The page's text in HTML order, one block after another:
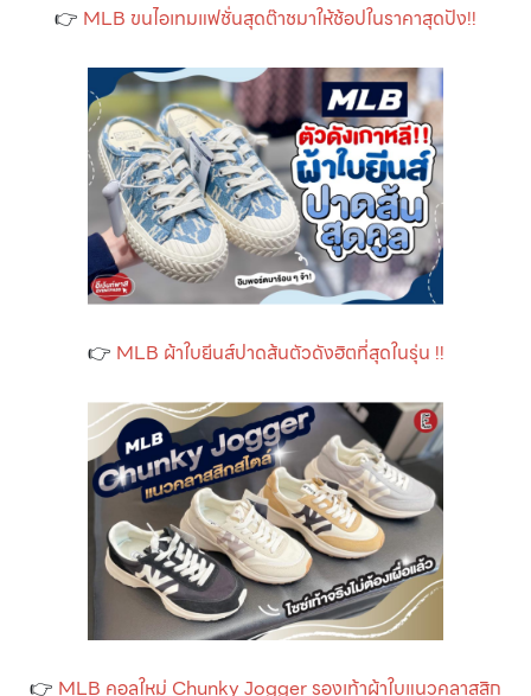
👉 MLB ขนไอเทมแฟชั่นสุดต๊าชมาให้ช้อปในราคาสุดปัง!!
👉 MLB ผ้าใบยีนส์ปาดส้นตัวดังฮิตที่สุดในรุ่น !!
👉 MLB คอลใหม่ Chunky Jogger รองเท้าผ้าใบแนวคลาสสิก